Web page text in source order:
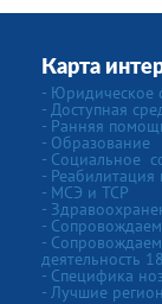
Карта
- Юридическое
- Доступная
- Ранняя
- Образование
- Социальное
-
- МСЭ и ТСР
-
-
-
деятельность
- Специфика
- Лучшие